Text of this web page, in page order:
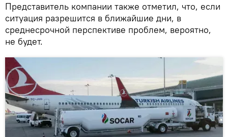
Представитель компании также отметил, что, если
ситуация разрешится в ближайшие дни, в
среднесрочной перспективе проблем, вероятно,
не будет.